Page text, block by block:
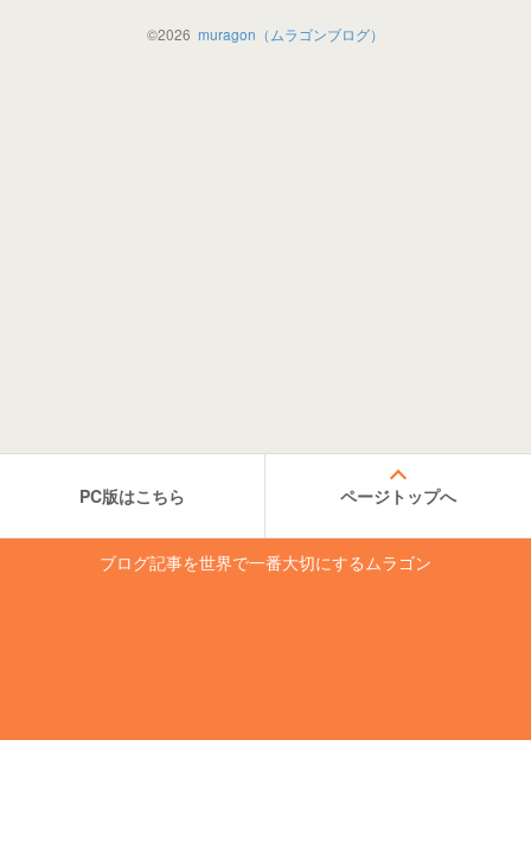
©2026 muragon（ムラゴンブログ）
PC版はこちら ページトップへ
ブログ記事を世界で一番大切にするムラゴン